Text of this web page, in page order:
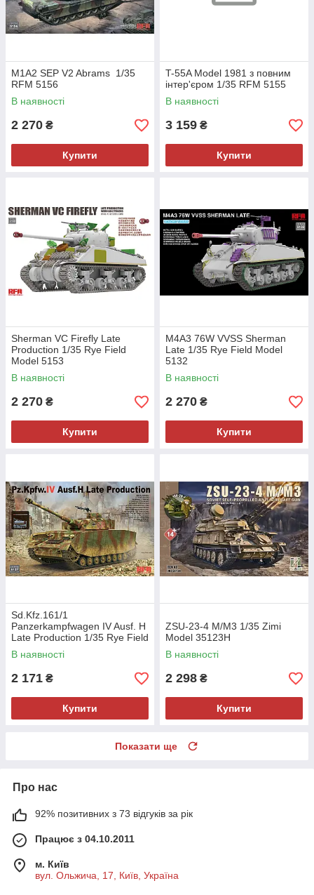
M1A2 SEP V2 Abrams 1/35
RFM 5156
В наявності
2 270 ₴
Купити
T-55A Model 1981 з повним
інтер'єром 1/35 RFM 5155
В наявності
3 159 ₴
Купити
Sherman VC Firefly Late
Production 1/35 Rye Field
Model 5153
В наявності
2 270 ₴
Купити
M4A3 76W VVSS Sherman
Late 1/35 Rye Field Model
5132
В наявності
2 270 ₴
Купити
Sd.Kfz.161/1
Panzerkampfwagen IV Ausf. H
Late Production 1/35 Rye Field
Model 5127
В наявності
2 171 ₴
Купити
ZSU-23-4 M/M3 1/35 Zimi
Model 35123H
В наявності
2 298 ₴
Купити
Показати ще
Про нас
92% позитивних з 73 відгуків за рік
Працює з 04.10.2011
м. Київ
вул. Ольжича, 17, Київ, Україна